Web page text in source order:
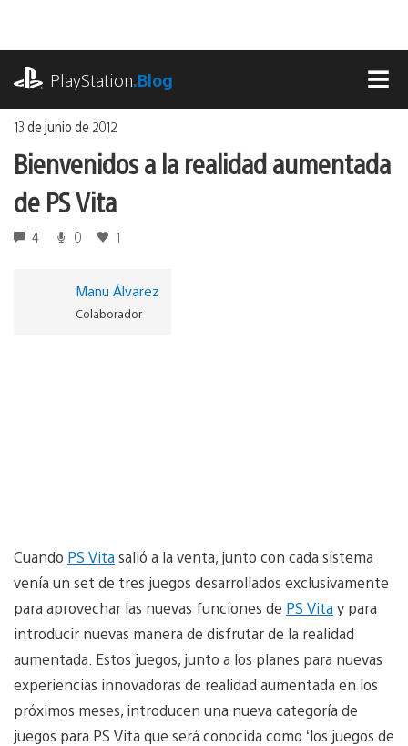
contenido
PlayStation.Blog
13 de junio de 2012
Bienvenidos a la realidad aumentada
de PS Vita
4 0 1
Manu Álvarez
Colaborador
Cuando PS Vitasalió a la venta, junto con cada sistema
venía un set de tres juegos desarrollados exclusivamente
para aprovechar las nuevas funciones de PS Vitay para
introducir nuevas manera de disfrutar de la realidad
aumentada. Estos juegos, junto a los planes para nuevas
experiencias innovadoras de realidad aumentada en los
próximos meses, introducen una nueva categoría de
juegos para PS Vita que será conocida como ‘los juegos de